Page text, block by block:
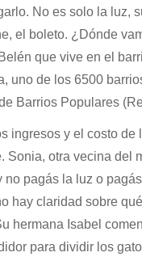
No es solo la luz,
el boleto. ¿Dónde
que vive en el
uno de los 6500
Barrios Populares
ingresos y el costo de
Sonia, otra vecina del
no pagás la luz o
hay claridad sobre
hermana Isabel
para dividir los